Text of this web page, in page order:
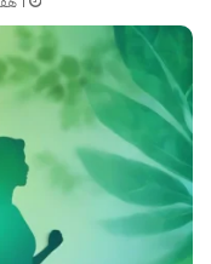
کربوهیدراتی متعادل
از جمله آماده سازی، حفظ
ویژگی های
مکملی برای
پودر کربو نوتریمد با
های کلیدی را ارائه می دهد